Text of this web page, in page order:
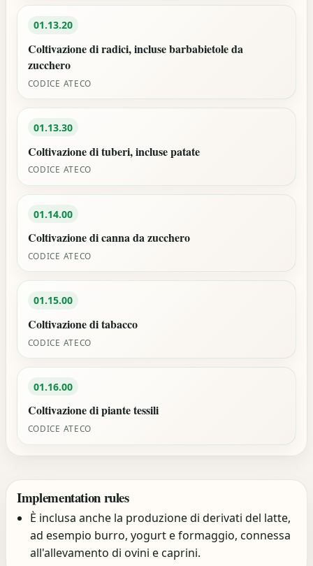
01.13.20
Coltivazione di radici, incluse barbabietole da
zucchero
CODICE ATECO
01.13.30
Coltivazione di tuberi, incluse patate
CODICE ATECO
01.14.00
Coltivazione di canna da zucchero
CODICE ATECO
01.15.00
Coltivazione di tabacco
CODICE ATECO
01.16.00
Coltivazione di piante tessili
CODICE ATECO
Implementation rules
È inclusa anche la produzione di derivati del latte,
ad esempio burro, yogurt e formaggio, connessa
all'allevamento di ovini e caprini.